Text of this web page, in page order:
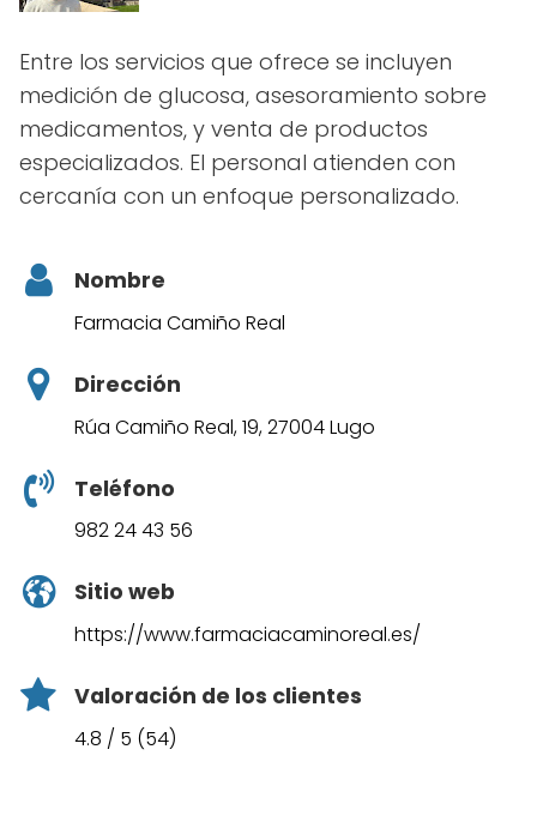
Entre los servicios que ofrece se incluyen
medición de glucosa, asesoramiento sobre
medicamentos, y venta de productos
especializados. El personal atienden con
cercanía con un enfoque personalizado.
Nombre
Farmacia Camiño Real
Dirección
Rúa Camiño Real, 19, 27004 Lugo
Teléfono
982 24 43 56
Sitio web
https://www.farmaciacaminoreal.es/
Valoración de los clientes
4.8 / 5 (54)